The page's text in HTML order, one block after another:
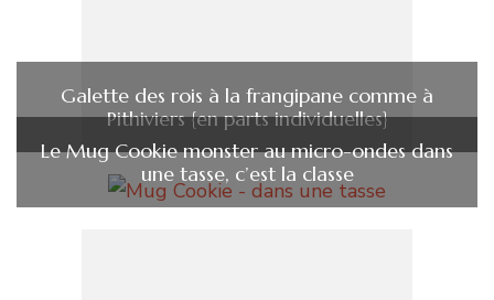
Galette des rois à la frangipane comme à
Pithiviers {en parts individuelles}
Le Mug Cookie monster au micro-ondes dans
une tasse, c’est la classe